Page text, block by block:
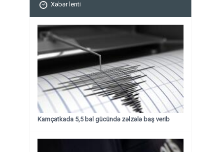
Xəbər lenti
Kamçatkada 5,5 bal gücündə zəlzələ baş verib